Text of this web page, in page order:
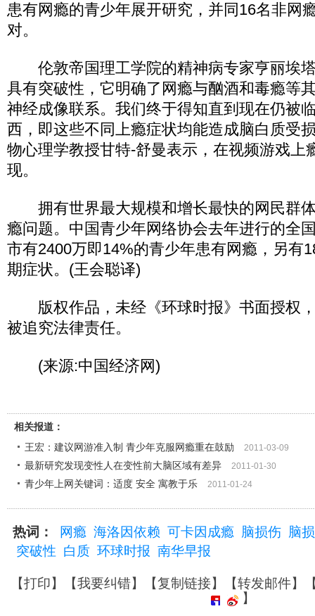
患有网瘾的青少年展开研究，并同16名非网
对。
伦敦帝国理工学院的精神病专家亨丽埃塔
具有突破性，它明确了网瘾与酗酒和毒瘾等
神经成像联系。我们终于得知直到现在仍被
西，即这些不同上瘾症状均能造成脑白质受
物心理学教授甘特-舒曼表示，在视频游戏上
现。
拥有世界最大规模和增长最快的网民群
瘾问题。中国青少年网络协会去年进行的全
市有2400万即14%的青少年患有网瘾，另有
期症状。(王会聪译)
版权作品，未经《环球时报》书面授权
被追究法律责任。
(来源:中国经济网)
相关报道：
王宏：建议网游准入制 青少年克服网瘾重在鼓励
2011-03-09
最新研究发现变性人在变性前大脑区域有差异 2011-01-30
青少年上网关键词：适度 安全 寓教于乐 2011-01-24
热词： 网瘾 海洛因依赖 可卡因成瘾 脑损伤 脑
突破性 白质 环球时报 南华早报
【打印】【我要纠错】【复制链接】【转发邮件】
】